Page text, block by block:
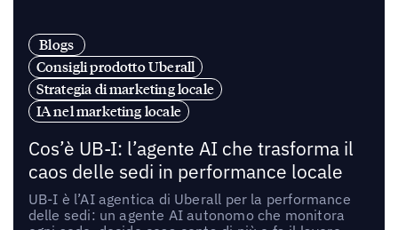
Blogs
Consigli prodotto Uberall
Strategia di marketing locale
IA nel marketing locale
Cos’è UB-I: l’agente AI che trasforma il
caos delle sedi in performance locale
UB-I è l’AI agentica di Uberall per la performance
delle sedi: un agente AI autonomo che monitora